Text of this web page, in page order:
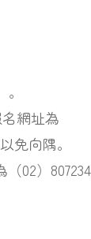
網址為
免向隅。
02）